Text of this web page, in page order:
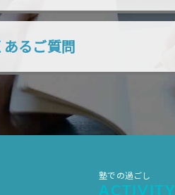
あるご質問
塾での過ごし
ACTIVITY